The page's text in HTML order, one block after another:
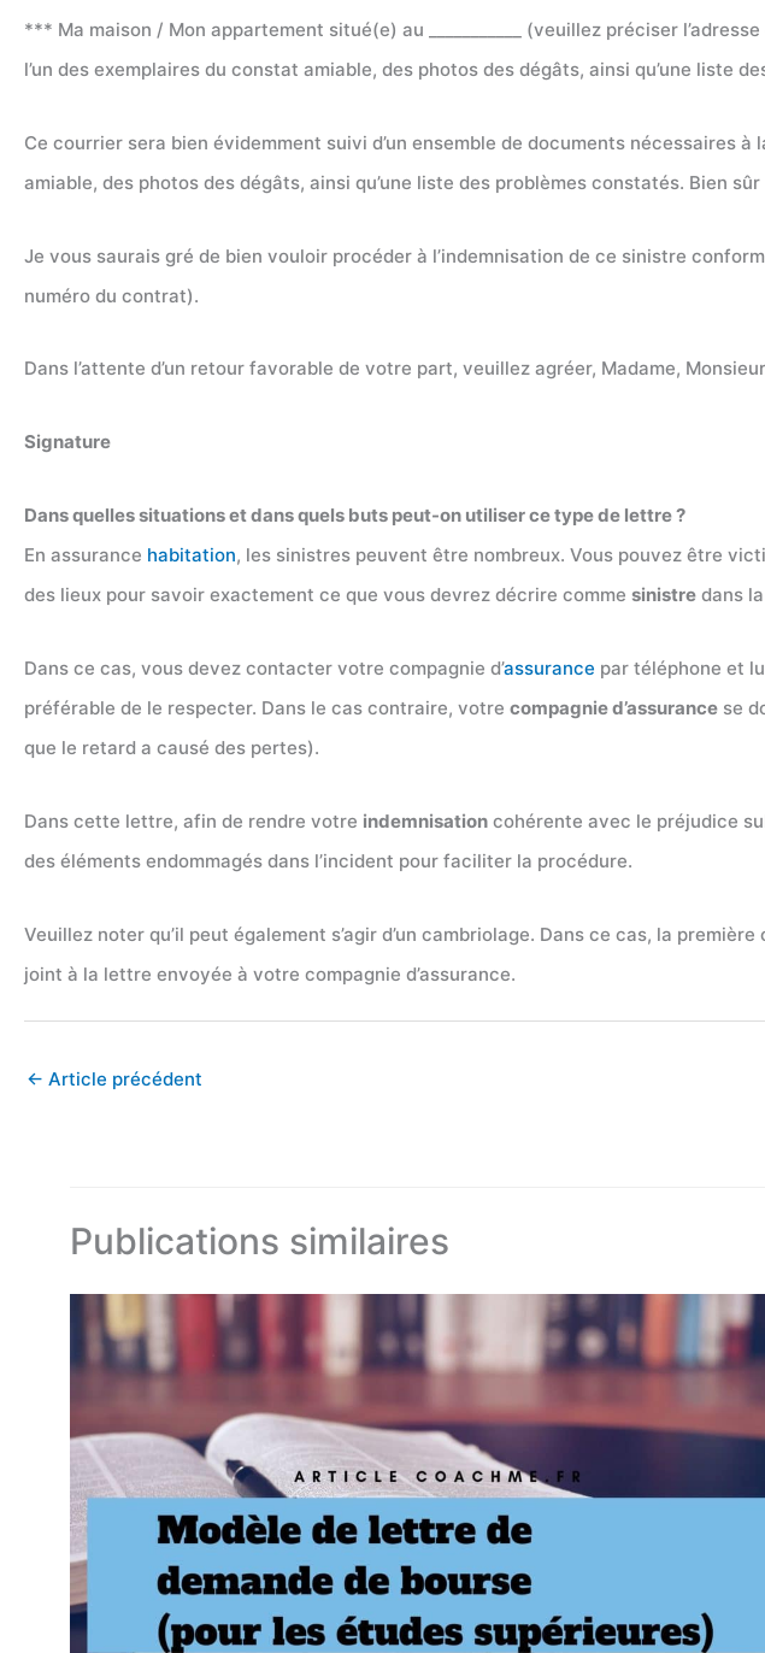
*** Ma maison / Mon appartement situé(e) au ___________ (veuillez préciser
l’un des exemplaires du constat amiable, des photos des dégâts, ainsi qu’une liste
Ce courrier sera bien évidemment suivi d’un ensemble de documents nécessaires
amiable, des photos des dégâts, ainsi qu’une liste des problèmes constatés. Bien
Je vous saurais gré de bien vouloir procéder à l’indemnisation de ce sinistre
numéro du contrat).
Dans l’attente d’un retour favorable de votre part, veuillez agréer, Madame,
Signature
Dans quelles situations et dans quels buts peut-on utiliser ce type de lettre ?
En assurance habitation, les sinistres peuvent être nombreux. Vous pouvez être
des lieux pour savoir exactement ce que vous devrez décrire comme sinistre dans
Dans ce cas, vous devez contacter votre compagnie d’assurance par téléphone et
préférable de le respecter. Dans le cas contraire, votre compagnie d’assurance se
que le retard a causé des pertes).
Dans cette lettre, afin de rendre votre indemnisation cohérente avec le préjudice
des éléments endommagés dans l’incident pour faciliter la procédure.
Veuillez noter qu’il peut également s’agir d’un cambriolage. Dans ce cas, la
joint à la lettre envoyée à votre compagnie d’assurance.
← Article précédent
Publications similaires